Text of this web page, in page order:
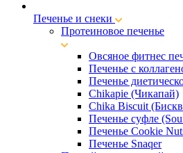
Печенье и снеки
Протеиновое печенье
Овсяное фитнес
Печенье с
Печенье
Chikapie (Чикапай)
Chika Biscuit
Печенье суфле
Печенье Cookie
Печенье Snaqer